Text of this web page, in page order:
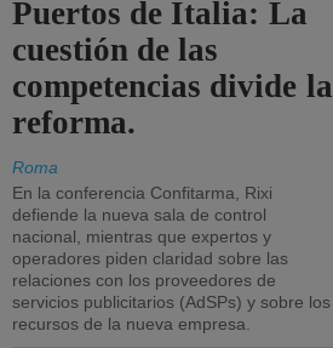
Puertos de Italia: La
cuestión de las
competencias divide la
reforma.
Roma
En la conferencia Confitarma, Rixi
defiende la nueva sala de control
nacional, mientras que expertos y
operadores piden claridad sobre las
relaciones con los proveedores de
servicios publicitarios (AdSPs) y sobre los
recursos de la nueva empresa.